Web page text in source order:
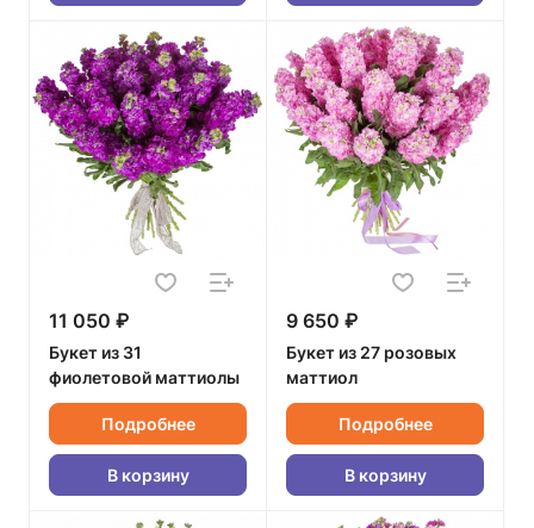
11 050 ₽
Букет из 31
фиолетовой маттиолы
Подробнее
В корзину
9 650 ₽
Букет из 27 розовых
маттиол
Подробнее
В корзину